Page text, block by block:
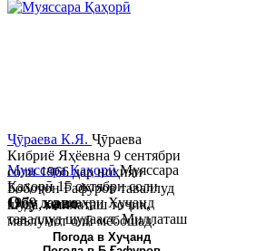
Муяссара ҚаҳорӣМуяссара
Қаҳорӣ 15 октябри соли
1979 дар шаҳри Хуҷанд
таваллуд шудааст. Миллаташ
тоҷик. Маълумот олӣ. Соли
Ҷӯраева К.Я. Ҷӯраева
Кибриё Яҳёевна 9 сентябри
соли 1966 дар ноҳияи
Бобоҷон Ғафуров таваллуд
шуда, миллаташ тоҷик,
маълумот олӣ мебошад.
Соли 1997 Донишг...
Обу хаво
Погода в Хуҷанд